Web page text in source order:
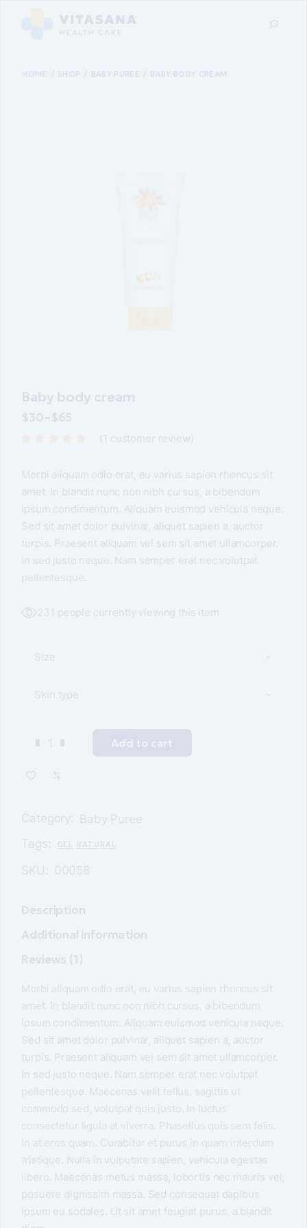
Baby body cream
$30–$65
( customer review)
Morbi aliquam odio erat, eu varius sapien rhoncus sit
amet. In blandit nunc non nibh cursus, a bibendum
ipsum condimentum. Aliquam euismod vehicula neque.
Sed sit amet dolor pulvinar, aliquet sapien a, auctor
turpis. Praesent aliquam vel sem sit amet ullamcorper.
In sed justo neque. Nam semper erat nec volutpat
pellentesque.
231 people currently viewing this item
Size
Skin type
Add to cart
Category: Baby Puree
Tags:
GEL NATURAL
SKU: 00058
Description
Additional information
Reviews (1)
Morbi aliquam odio erat, eu varius sapien rhoncus sit
amet. In blandit nunc non nibh cursus, a bibendum
ipsum condimentum. Aliquam euismod vehicula neque.
Sed sit amet dolor pulvinar, aliquet sapien a, auctor
turpis. Praesent aliquam vel sem sit amet ullamcorper.
In sed justo neque. Nam semper erat nec volutpat
pellentesque. Maecenas velit tellus, sagittis ut
commodo sed, volutpat quis justo. In luctus
consectetur ligula at viverra. Phasellus quis sem felis.
In at eros quam. Curabitur et purus in quam interdum
tristique. Nulla in vulputate sapien, vehicula egestas
libero. Maecenas metus massa, lobortis nec mauris vel,
posuere dignissim massa. Sed consequat dapibus
ipsum eu sodales. Ut sit amet feugiat purus, a blandit